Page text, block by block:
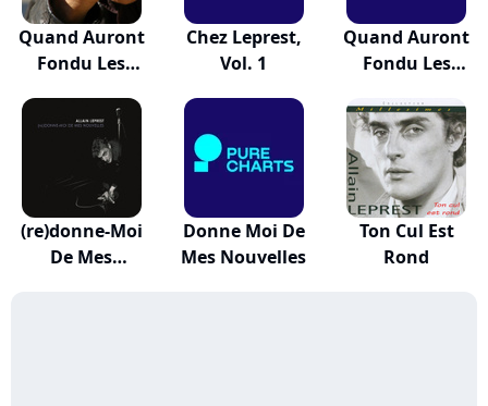
Quand Auront
Fondu Les
Chez Leprest,
Vol. 1
Quand Auront
Fondu Les
(re)donne-Moi
De Mes
Donne Moi De
Mes Nouvelles
Ton Cul Est
Rond